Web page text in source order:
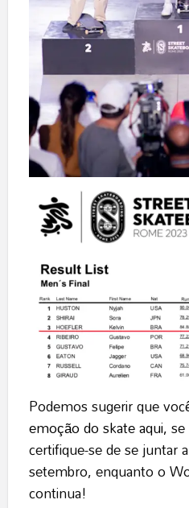
Podemos sugerir que
emoção do skate aqui,
certifique-se de se juntar
setembro, enquanto o
continua!